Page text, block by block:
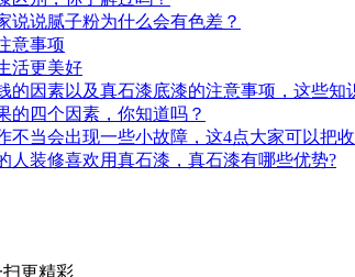
说说腻子粉为什么会有色差？
意事项
活更美好
的因素以及真石漆底漆的注意事项，这些知
的四个因素，你知道吗？
不当会出现一些小故障，这4点大家可以把
人装修喜欢用真石漆，真石漆有哪些优势?
更精彩